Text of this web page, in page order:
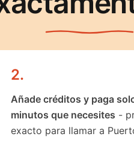
2.
Añade créditos y paga
minutos que necesites -
exacto para llamar a